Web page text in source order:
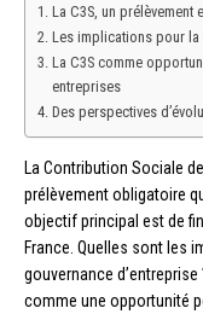
La C3S, un
Les implications pour la
La C3S comme
entreprises
Des perspectives
La Contribution Sociale
prélèvement obligatoire
objectif principal est de
France. Quelles sont les
gouvernance
comme une opportunité